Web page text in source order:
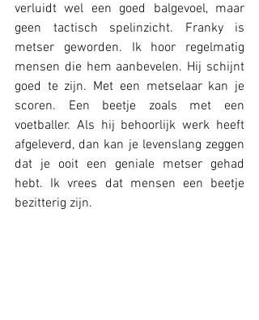
verluidt wel een goed balgevoel, maar
geen tactisch spelinzicht. Franky is
metser geworden. Ik hoor regelmatig
mensen die hem aanbevelen. Hij schijnt
goed te zijn. Met een metselaar kan je
scoren. Een beetje zoals met een
voetballer. Als hij behoorlijk werk heeft
afgeleverd, dan kan je levenslang zeggen
dat je ooit een geniale metser gehad
hebt. Ik vrees dat mensen een beetje
bezitterig zijn.